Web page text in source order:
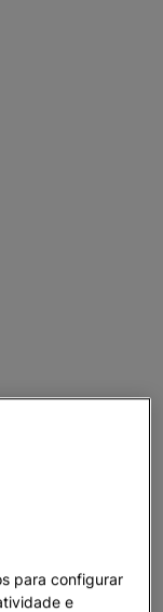
para configurar
e